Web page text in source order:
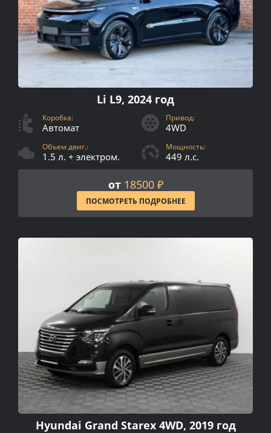
Li L9, 2024 год
Коробка:
Автомат
Привод:
4WD
Объем двиг.:
1.5 л. + электром.
Мощность:
449 л.с.
от 18500 ₽
ПОСМОТРЕТЬ ПОДРОБНЕЕ
Hyundai Grand Starex 4WD, 2019 год